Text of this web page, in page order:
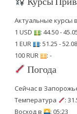
Актуальные курсы
1 USD
: 44.50 -
1 EUR
: 51.25 - 52.08
100 RUR
: -
Погода
Сейчас в
Температура
:
Восход в
: 05:23